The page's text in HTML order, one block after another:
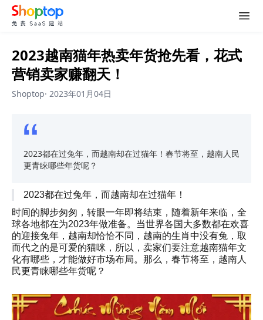
2023越南猫年热卖年货抢先看，花式
营销卖家赚翻天！
Shoptop· 2023年01月04日
2023都在过兔年，而越南却在过猫年！春节将至，越南人民
更青睐哪些年货呢？
2023都在过兔年，而越南却在过猫年！
时间的脚步匆匆，转眼一年即将结束，随着新年来临，全
球各地都在为2023年做准备。当世界各国大多数都在欢喜
的迎接兔年，越南却恰恰不同，越南的生肖中没有兔，取
而代之的是可爱的猫咪，所以，卖家们要注意越南猫年文
化有哪些，才能做好市场布局。那么，春节将至，越南人
民更青睐哪些年货呢？